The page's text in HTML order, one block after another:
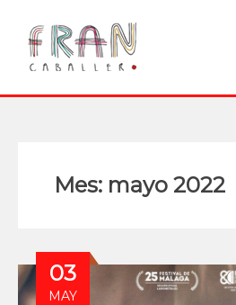
Mes: mayo 2022
03
MAY